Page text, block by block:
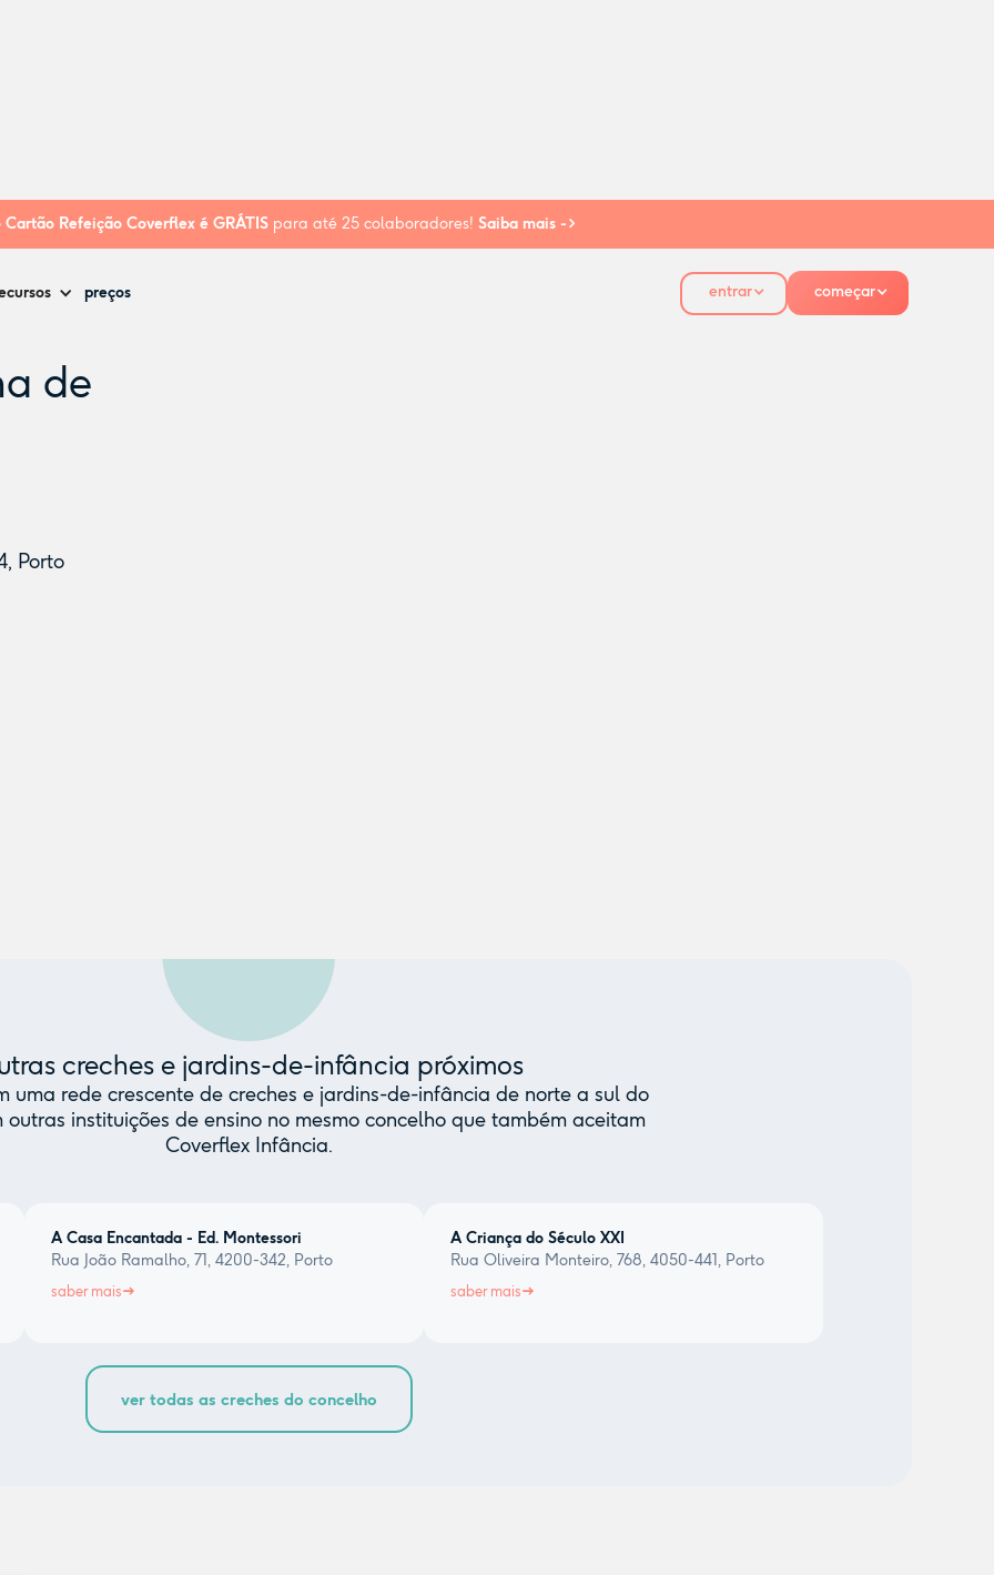
Cartão Refeição Coverflex é GRÁTIS para até 25 colaboradores! Saiba mais ->
preços entrar começar
de
Porto
creches e jardins-de-infância próximos
uma rede crescente de creches e jardins-de-infância de norte a sul do
outras instituições de ensino no mesmo concelho que também aceitam
Coverflex Infância.
A Casa Encantada - Ed. Montessori
Rua João Ramalho, 71, 4200-342, Porto
saber mais
A Criança do Século XXI
Rua Oliveira Monteiro, 768, 4050-441, Porto
saber mais
ver todas as creches do concelho